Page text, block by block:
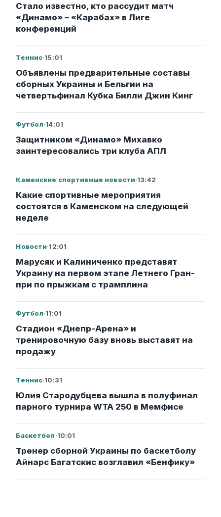
Стало известно, кто рассудит матч
«Динамо» – «Карабах» в Лиге
конференций
Теннис·15:01
Объявлены предварительные составы
сборных Украины и Бельгии на
четвертьфинал Кубка Билли Джин Кинг
Футбол·14:01
Защитником «Динамо» Михавко
заинтересовались три клуба АПЛ
Каменские спортивные новости·13:42
Какие спортивные мероприятия
состоятся в Каменском на следующей
неделе
Новости·12:01
Марусяк и Калиниченко представят
Украину на первом этапе Летнего Гран-
при по прыжкам с трамплина
Футбол·11:01
Стадион «Днепр-Арена» и
тренировочную базу вновь выставят на
продажу
Теннис·10:31
Юлия Стародубцева вышла в полуфинал
парного турнира WTA 250 в Мемфисе
Баскетбол·10:01
Тренер сборной Украины по баскетболу
Айнарс Багатскис возглавил «Бенфику»